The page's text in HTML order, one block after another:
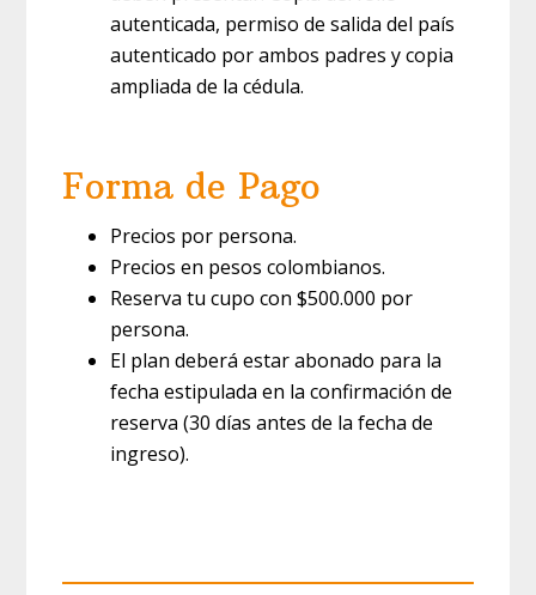
autenticada, permiso de salida del país
autenticado por ambos padres y copia
ampliada de la cédula.
Forma de Pago
Precios por persona.
Precios en pesos colombianos.
Reserva tu cupo con $500.000 por
persona.
El plan deberá estar abonado para la
fecha estipulada en la confirmación de
reserva (30 días antes de la fecha de
ingreso).